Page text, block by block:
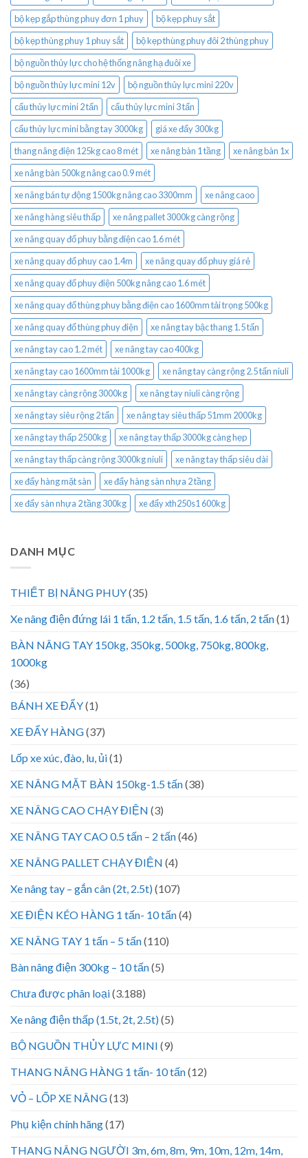
bộ kẹp gắp thùng phuy đơn 1 phuy
bộ kẹp phuy sắt
bộ kẹp thùng phuy 1 phuy sắt
bộ kẹp thùng phuy đôi 2 thùng phuy
bộ nguồn thủy lực cho hệ thống nâng hạ đuôi xe
bộ nguồn thủy lực mini 12v
bộ nguồn thủy lực mini 220v
cẩu thủy lực mini 2 tấn
cẩu thủy lực mini 3 tấn
cẩu thủy lực mini bằng tay 3000kg
giá xe đẩy 300kg
thang nâng điện 125kg cao 8 mét
xe nâng bàn 1 tầng
xe nâng bàn 1x
xe nâng bàn 500kg nâng cao 0.9 mét
xe nâng bán tự động 1500kg nâng cao 3300mm
xe nâng caoo
xe nâng hàng siêu thấp
xe nâng pallet 3000kg càng rộng
xe nâng quay đổ phuy bằng điện cao 1.6 mét
xe nâng quay đổ phuy cao 1.4m
xe nâng quay đổ phuy giá rẻ
xe nâng quay đổ phuy điện 500kg nâng cao 1.6 mét
xe nâng quay đổ thùng phuy bằng điện cao 1600mm tải trọng 500kg
xe nâng quay đổ thùng phuy điện
xe nâng tay bậc thang 1.5 tấn
xe nâng tay cao 1.2 mét
xe nâng tay cao 400kg
xe nâng tay cao 1600mm tải 1000kg
xe nâng tay càng rộng 2.5 tấn niuli
xe nâng tay càng rộng 3000kg
xe nâng tay niuli càng rộng
xe nâng tay siêu rộng 2 tấn
xe nâng tay siêu thấp 51mm 2000kg
xe nâng tay thấp 2500kg
xe nâng tay thấp 3000kg càng hẹp
xe nâng tay thấp càng rộng 3000kg niuli
xe nâng tay thấp siêu dài
xe đẩy hàng mặt sàn
xe đẩy hàng sàn nhựa 2 tầng
xe đẩy sàn nhựa 2 tầng 300kg
xe đẩy xth250s1 600kg
DANH MỤC
THIẾT BỊ NÂNG PHUY(35)
Xe nâng điện đứng lái 1 tấn, 1.2 tấn, 1.5 tấn, 1.6 tấn, 2 tấn(1)
BÀN NÂNG TAY 150kg, 350kg, 500kg, 750kg, 800kg,
1000kg
(36)
BÁNH XE ĐẨY(1)
XE ĐẨY HÀNG(37)
Lốp xe xúc, đào, lu, ủi(1)
XE NÂNG MẶT BÀN 150kg-1.5 tấn(38)
XE NÂNG CAO CHẠY ĐIỆN (3)
XE NÂNG TAY CAO 0.5 tấn – 2 tấn(46)
XE NÂNG PALLET CHẠY ĐIỆN (4)
Xe nâng tay – gắn cân (2t, 2.5t)(107)
XE ĐIỆN KÉO HÀNG 1 tấn- 10 tấn(4)
XE NÂNG TAY 1 tấn – 5 tấn(110)
Bàn nâng điện 300kg – 10 tấn(5)
Chưa được phân loại(3.188)
Xe nâng điện thấp (1.5t, 2t, 2.5t)(5)
BỘ NGUỒN THỦY LỰC MINI (9)
THANG NÂNG HÀNG 1 tấn- 10 tấn(12)
VỎ – LỐP XE NÂNG(13)
Phụ kiện chính hãng(17)
THANG NÂNG NGƯỜI 3m, 6m, 8m, 9m, 10m, 12m, 14m,